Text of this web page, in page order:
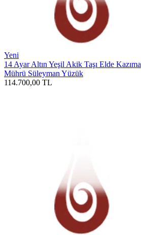
Yeni
14 Ayar Altın Yeşil Akik Taşı Elde Kazıma
Mührü Süleyman Yüzük
114.700,00 TL